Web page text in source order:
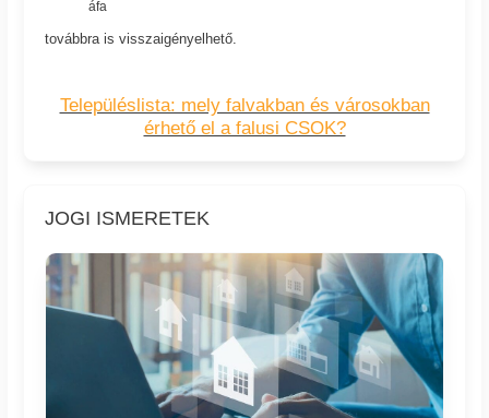
áfa
továbbra is visszaigényelhető.
Településlista: mely falvakban és városokban
érhető el a falusi CSOK?
JOGI ISMERETEK